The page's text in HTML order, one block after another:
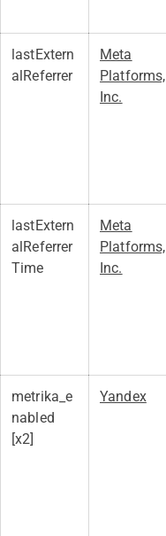
lastExtern
alReferrer
Meta
Platforms,
Inc.
lastExtern
alReferrer
Time
Meta
Platforms,
Inc.
metrika_e
nabled
[x2]
Yandex